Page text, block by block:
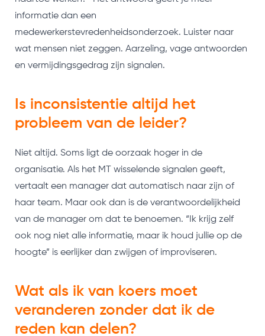
informatie dan een
medewerkerstevredenheidsonderzoek. Luister naar
wat mensen niet zeggen. Aarzeling, vage antwoorden
en vermijdingsgedrag zijn signalen.
Is inconsistentie altijd het
probleem van de leider?
Niet altijd. Soms ligt de oorzaak hoger in de
organisatie. Als het MT wisselende signalen geeft,
vertaalt een manager dat automatisch naar zijn of
haar team. Maar ook dan is de verantwoordelijkheid
van de manager om dat te benoemen. “Ik krijg zelf
ook nog niet alle informatie, maar ik houd jullie op de
hoogte” is eerlijker dan zwijgen of improviseren.
Wat als ik van koers moet
veranderen zonder dat ik de
reden kan delen?